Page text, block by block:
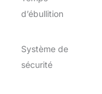
d’ébullition
Système de
sécurité